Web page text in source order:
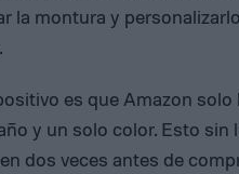
la montura y
es que Amazon
y un solo color. Esto sin
dos veces antes de